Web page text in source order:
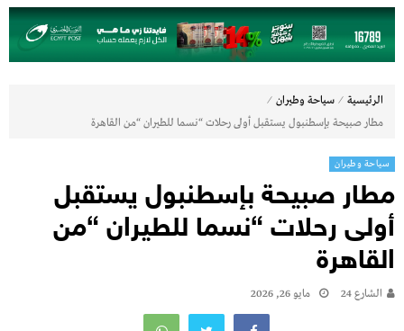
الرئيسية ⁄ سياحة وطيران ⁄
مطار صبيحة بإسطنبول يستقبل أولى رحلات “نسما للطيران “من القاهرة
سياحة وطيران
مطار صبيحة بإسطنبول يستقبل
أولى رحلات “نسما للطيران “من
القاهرة
الشارع 24 مايو 26, 2026